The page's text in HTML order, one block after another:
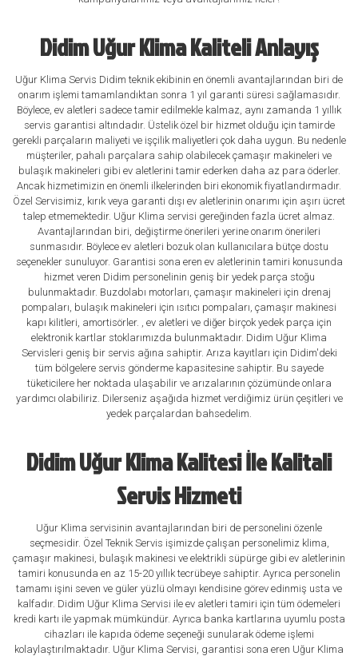
Didim Uğur Klima Kaliteli Anlayış
Uğur Klima Servis Didim teknik ekibinin en önemli avantajlarından biri de
onarım işlemi tamamlandıktan sonra 1 yıl garanti süresi sağlamasıdır.
Böylece, ev aletleri sadece tamir edilmekle kalmaz, aynı zamanda 1 yıllık
servis garantisi altındadır. Üstelik özel bir hizmet olduğu için tamirde
gerekli parçaların maliyeti ve işçilik maliyetleri çok daha uygun. Bu nedenle
müşteriler, pahalı parçalara sahip olabilecek çamaşır makineleri ve
bulaşık makineleri gibi ev aletlerini tamir ederken daha az para öderler.
Ancak hizmetimizin en önemli ilkelerinden biri ekonomik fiyatlandırmadır.
Özel Servisimiz, kırık veya garanti dışı ev aletlerinin onarımı için aşırı ücret
talep etmemektedir. Uğur Klima servisi gereğinden fazla ücret almaz.
Avantajlarından biri, değiştirme önerileri yerine onarım önerileri
sunmasıdır. Böylece ev aletleri bozuk olan kullanıcılara bütçe dostu
seçenekler sunuluyor. Garantisi sona eren ev aletlerinin tamiri konusunda
hizmet veren Didim personelinin geniş bir yedek parça stoğu
bulunmaktadır. Buzdolabı motorları, çamaşır makineleri için drenaj
pompaları, bulaşık makineleri için ısıtıcı pompaları, çamaşır makinesi
kapı kilitleri, amortisörler. , ev aletleri ve diğer birçok yedek parça için
elektronik kartlar stoklarımızda bulunmaktadır. Didim Uğur Klima
Servisleri geniş bir servis ağına sahiptir. Arıza kayıtları için Didim'deki
tüm bölgelere servis gönderme kapasitesine sahiptir. Bu sayede
tüketicilere her noktada ulaşabilir ve arızalarının çözümünde onlara
yardımcı olabiliriz. Dilerseniz aşağıda hizmet verdiğimiz ürün çeşitleri ve
yedek parçalardan bahsedelim.
Didim Uğur Klima Kalitesi İle Kalitali
Servis Hizmeti
Uğur Klima servisinin avantajlarından biri de personelini özenle
seçmesidir. Özel Teknik Servis işimizde çalışan personelimiz klima,
çamaşır makinesi, bulaşık makinesi ve elektrikli süpürge gibi ev aletlerinin
tamiri konusunda en az 15-20 yıllık tecrübeye sahiptir. Ayrıca personelin
tamamı işini seven ve güler yüzlü olmayı kendisine görev edinmiş usta ve
kalfadır. Didim Uğur Klima Servisi ile ev aletleri tamiri için tüm ödemeleri
kredi kartı ile yapmak mümkündür. Ayrıca banka kartlarına uyumlu posta
cihazları ile kapıda ödeme seçeneği sunularak ödeme işlemi
kolaylaştırılmaktadır. Uğur Klima Servisi, garantisi sona eren Uğur Klima